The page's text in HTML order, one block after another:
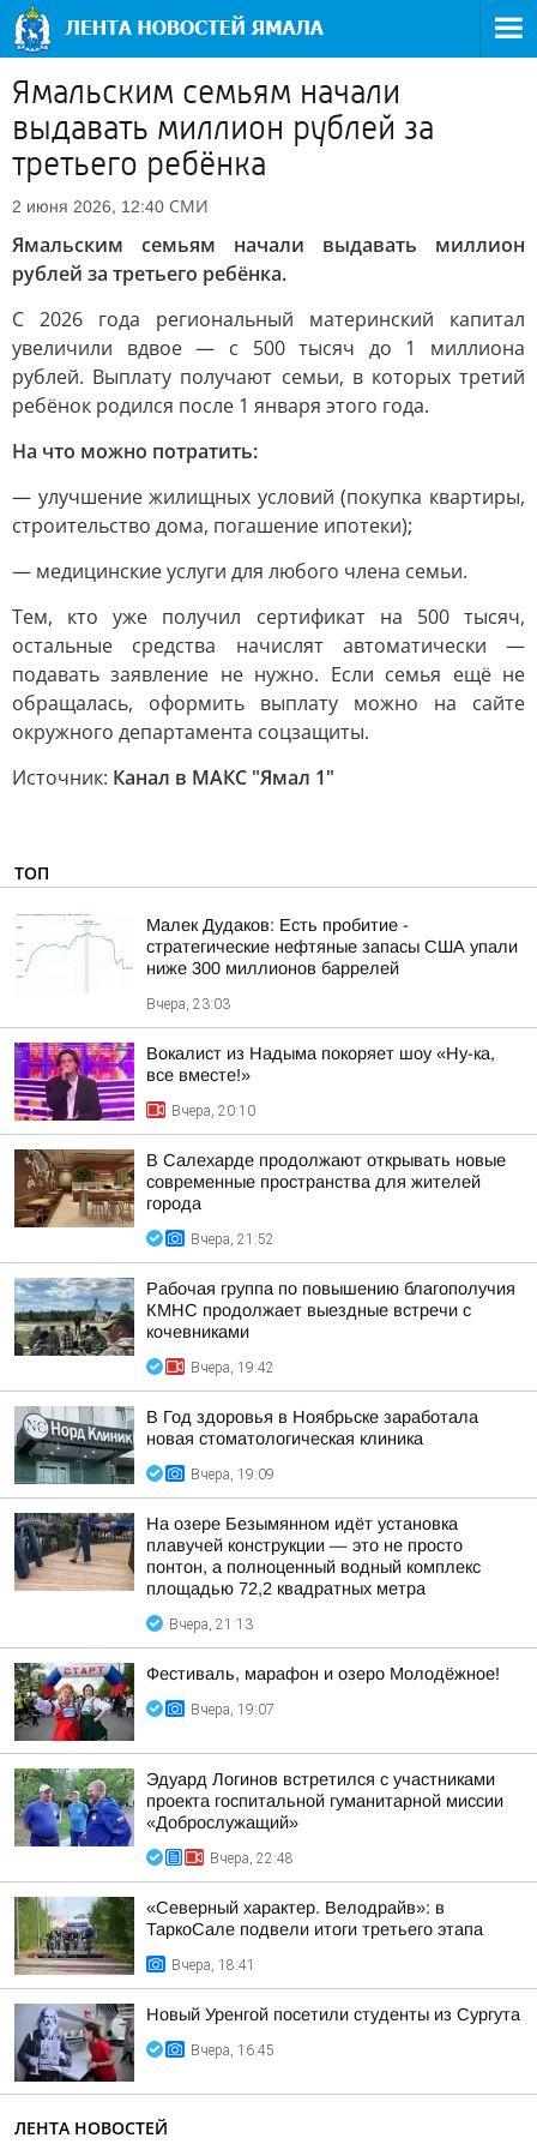
Ямальским семьям начали
выдавать миллион рублей за
третьего ребёнка
2 июня 2026, 12:40 СМИ
Ямальским семьям начали выдавать миллион
рублей за третьего ребёнка.
С 2026 года региональный материнский капитал
увеличили вдвое — с 500 тысяч до 1 миллиона
рублей. Выплату получают семьи, в которых третий
ребёнок родился после 1 января этого года.
На что можно потратить:
— улучшение жилищных условий (покупка квартиры,
строительство дома, погашение ипотеки);
— медицинские услуги для любого члена семьи.
Тем, кто уже получил сертификат на 500 тысяч,
остальные средства начислят автоматически —
подавать заявление не нужно. Если семья ещё не
обращалась, оформить выплату можно на сайте
окружного департамента соцзащиты.
Источник: Канал в МАКС "Ямал 1"
ТОП
Малек Дудаков: Есть пробитие -
стратегические нефтяные запасы США упали
ниже 300 миллионов баррелей
Вчера, 23:03
Вокалист из Надыма покоряет шоу «Ну-ка,
все вместе!»
Вчера, 20:10
В Салехарде продолжают открывать новые
современные пространства для жителей
города
Вчера, 21:52
Рабочая группа по повышению благополучия
КМНС продолжает выездные встречи с
кочевниками
Вчера, 19:42
В Год здоровья в Ноябрьске заработала
новая стоматологическая клиника
Вчера, 19:09
На озере Безымянном идёт установка
плавучей конструкции — это не просто
понтон, а полноценный водный комплекс
площадью 72,2 квадратных метра
Вчера, 21:13
Фестиваль, марафон и озеро Молодёжное!
Вчера, 19:07
Эдуард Логинов встретился с участниками
проекта госпитальной гуманитарной миссии
«Доброслужащий»
Вчера, 22:48
«Северный характер. Велодрайв»: в
ТаркоСале подвели итоги третьего этапа
Вчера, 18:41
Новый Уренгой посетили студенты из Сургута
Вчера, 16:45
ЛЕНТА НОВОСТЕЙ